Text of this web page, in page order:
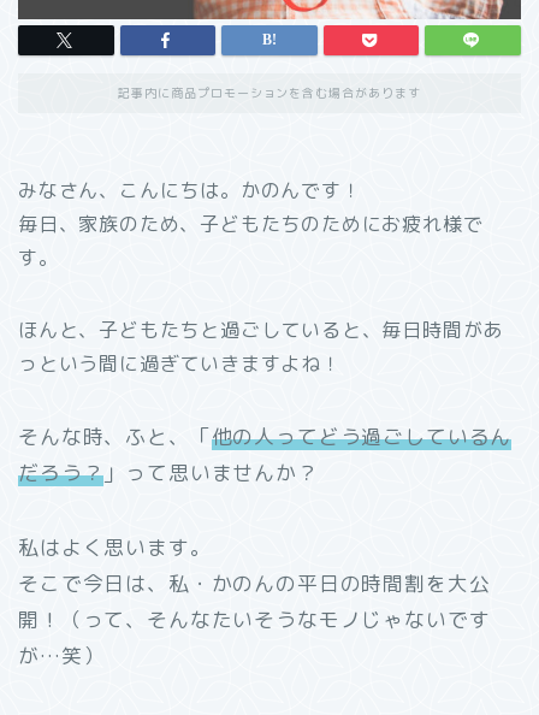
記事内に商品プロモーションを含む場合があります
みなさん、こんにちは。かのんです！
毎日、家族のため、子どもたちのためにお疲れ様で
す。
ほんと、子どもたちと過ごしていると、毎日時間があ
っという間に過ぎていきますよね！
そんな時、ふと、「他の人ってどう過ごしているん
だろう？ 」って思いませんか？
私はよく思います。
そこで今日は、私・かのんの平日の時間割を大公
開！（って、そんなたいそうなモノじゃないです
が…笑）